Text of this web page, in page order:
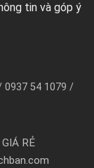
tin và góp ý
0937 54 1079 /
RẺ